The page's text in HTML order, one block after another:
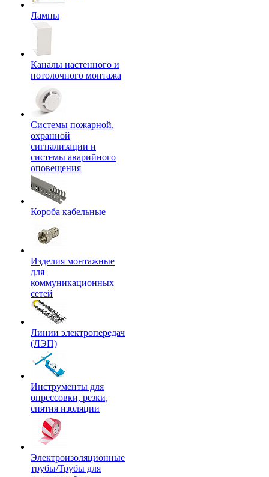
Лампы
Каналы настенного и
потолочного монтажа
Системы пожарной,
охранной
сигнализации и
системы аварийного
оповещения
Короба кабельные
Изделия монтажные
для
коммуникационных
сетей
Линии электропередач
(ЛЭП)
Инструменты для
опрессовки, резки,
снятия изоляции
Электроизоляционные
трубы/Трубы для